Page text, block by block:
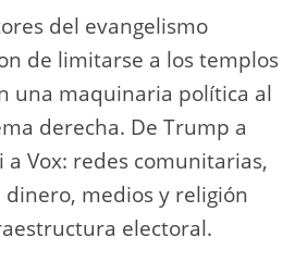
del evangelismo
de limitarse a los templos
una maquinaria política al
derecha. De Trump a
a Vox: redes comunitarias,
medios y religión
electoral.